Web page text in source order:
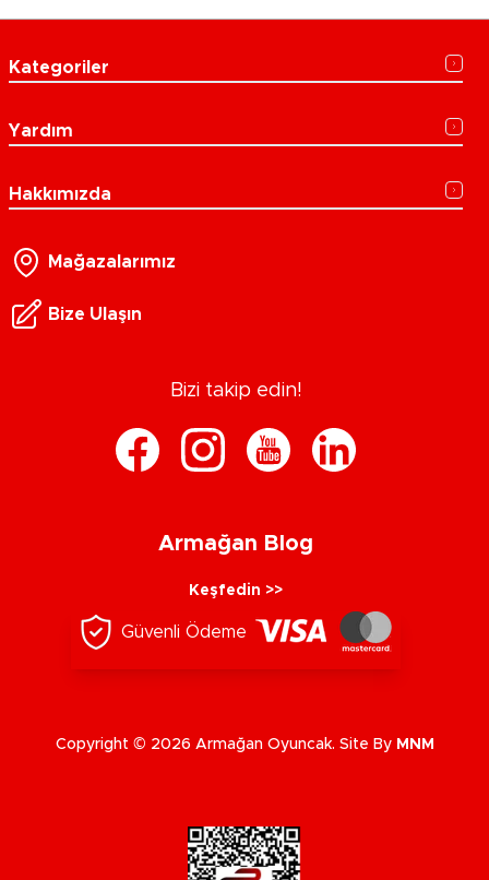
Kategoriler
Yardım
Hakkımızda
Mağazalarımız
Bize Ulaşın
Bizi takip edin!
Armağan Blog
Keşfedin >>
Güvenli Ödeme
Copyright © 2026 Armağan Oyuncak. Site By MNM